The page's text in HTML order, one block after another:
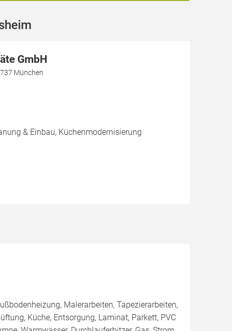
GmbH
München
& Einbau, Küchenmodernisierung
Malerarbeiten, Tapezierarbeiten,
Küche, Entsorgung, Laminat, Parkett, PVC